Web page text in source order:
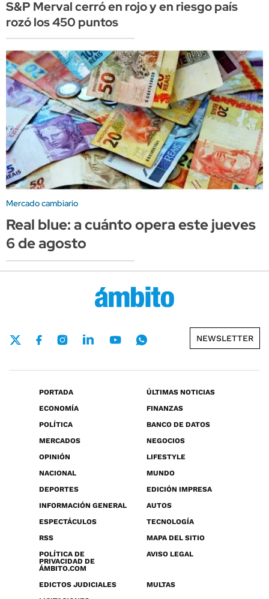
S&P Merval cerró en rojo y en riesgo país
rozó los 450 puntos
Mercado cambiario
Real blue: a cuánto opera este jueves
6 de agosto
NEWSLETTER
PORTADA
ÚLTIMAS NOTICIAS
ECONOMÍA
FINANZAS
POLÍTICA
BANCO DE DATOS
MERCADOS
NEGOCIOS
OPINIÓN
LIFESTYLE
NACIONAL
MUNDO
DEPORTES
EDICIÓN IMPRESA
INFORMACIÓN GENERAL
AUTOS
ESPECTÁCULOS
TECNOLOGÍA
RSS
MAPA DEL SITIO
POLÍTICA DE
PRIVACIDAD DE
ÁMBITO.COM
AVISO LEGAL
EDICTOS JUDICIALES
MULTAS